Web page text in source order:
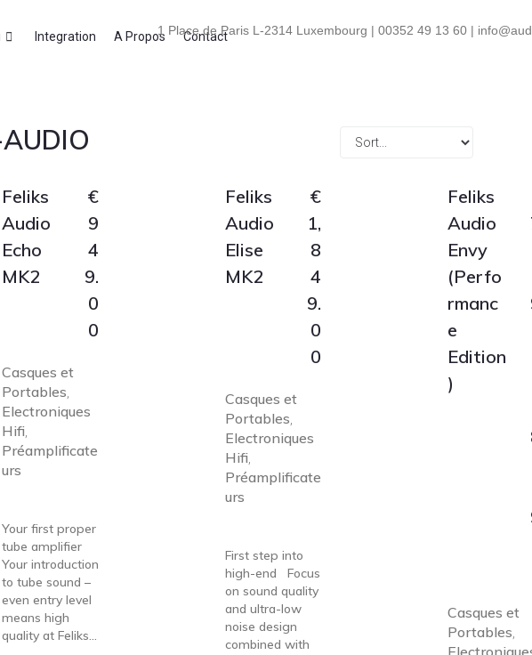
1 Place de Paris L-2314 Luxembourg | 00352 49 13 60 |
Integration A Propos Contact
Feliks
Audio
Echo
MK2
€
9
4
9.
0
0
Casques et
Portables
Electroniques
Hifi
Préamplificate
urs
Your first proper
tube amplifier
Your introduction
to tube sound –
even entry level
means high
quality at Feliks...
Feliks
Audio
Elise
MK2
€
1,
8
4
9.
0
0
Casques et
Portables
Electroniques
Hifi
Préamplificate
urs
First step into
high-end Focus
on sound quality
and ultra-low
noise design
combined with
Feliks
Audio
Envy
(Perfo
rmanc
e
Edition
)
Casques et
Portables